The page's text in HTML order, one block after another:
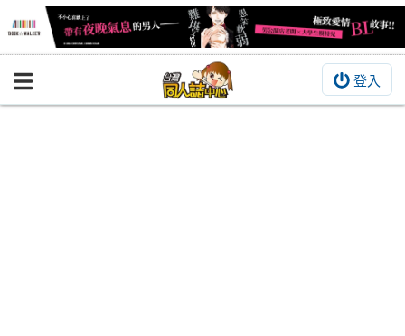
登入
BOOKY書集倉庫